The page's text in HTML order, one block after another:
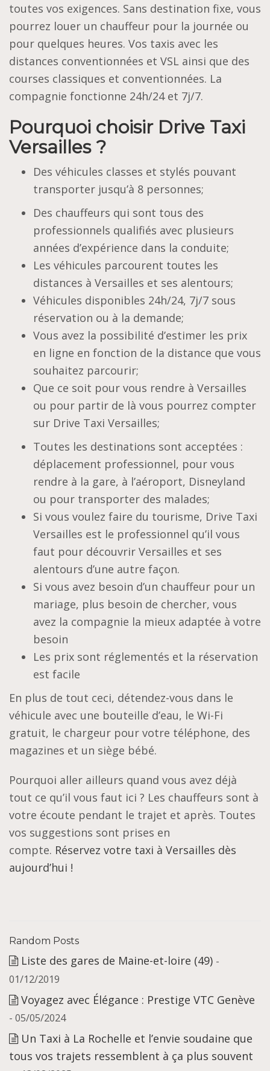
toutes vos exigences. Sans destination fixe, vous
pourrez louer un chauffeur pour la journée ou
pour quelques heures. Vos taxis avec les
distances conventionnées et VSL ainsi que des
courses classiques et conventionnées. La
compagnie fonctionne 24h/24 et 7j/7.
Pourquoi choisir Drive Taxi
Versailles ?
Des véhicules classes et stylés pouvant
transporter jusqu’à 8 personnes;
Des chauffeurs qui sont tous des
professionnels qualifiés avec plusieurs
années d’expérience dans la conduite;
Les véhicules parcourent toutes les
distances à Versailles et ses alentours;
Véhicules disponibles 24h/24, 7j/7 sous
réservation ou à la demande;
Vous avez la possibilité d’estimer les prix
en ligne en fonction de la distance que vous
souhaitez parcourir;
Que ce soit pour vous rendre à Versailles
ou pour partir de là vous pourrez compter
sur Drive Taxi Versailles;
Toutes les destinations sont acceptées :
déplacement professionnel, pour vous
rendre à la gare, à l’aéroport, Disneyland
ou pour transporter des malades;
Si vous voulez faire du tourisme, Drive Taxi
Versailles est le professionnel qu’il vous
faut pour découvrir Versailles et ses
alentours d’une autre façon.
Si vous avez besoin d’un chauffeur pour un
mariage, plus besoin de chercher, vous
avez la compagnie la mieux adaptée à votre
besoin
Les prix sont réglementés et la réservation
est facile
En plus de tout ceci, détendez-vous dans le
véhicule avec une bouteille d’eau, le Wi-Fi
gratuit, le chargeur pour votre téléphone, des
magazines et un siège bébé.
Pourquoi aller ailleurs quand vous avez déjà
tout ce qu’il vous faut ici ? Les chauffeurs sont à
votre écoute pendant le trajet et après. Toutes
vos suggestions sont prises en
compte. Réservez votre taxi à Versailles dès
aujourd’hui !
Random Posts
Liste des gares de Maine-et-loire (49) -
01/12/2019
Voyagez avec Élégance : Prestige VTC Genève
- 05/05/2024
Un Taxi à La Rochelle et l’envie soudaine que
tous vos trajets ressemblent à ça plus souvent